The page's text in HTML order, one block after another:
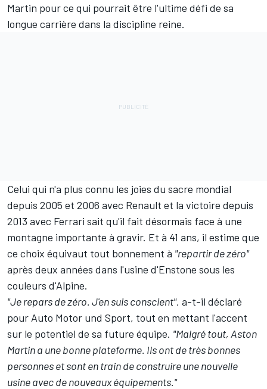
Martin pour ce qui pourrait être l'ultime défi de sa
longue carrière dans la discipline reine.
Celui qui n'a plus connu les joies du sacre mondial
depuis 2005 et 2006 avec Renault et la victoire depuis
2013 avec Ferrari sait qu'il fait désormais face à une
montagne importante à gravir. Et à 41 ans, il estime que
ce choix équivaut tout bonnement à "repartir de zéro"
après deux années dans l'usine d'Enstone sous les
couleurs d'Alpine.
"Je repars de zéro. J'en suis conscient", a-t-il déclaré
pour Auto Motor und Sport, tout en mettant l'accent
sur le potentiel de sa future équipe. "Malgré tout, Aston
Martin a une bonne plateforme. Ils ont de très bonnes
personnes et sont en train de construire une nouvelle
usine avec de nouveaux équipements."